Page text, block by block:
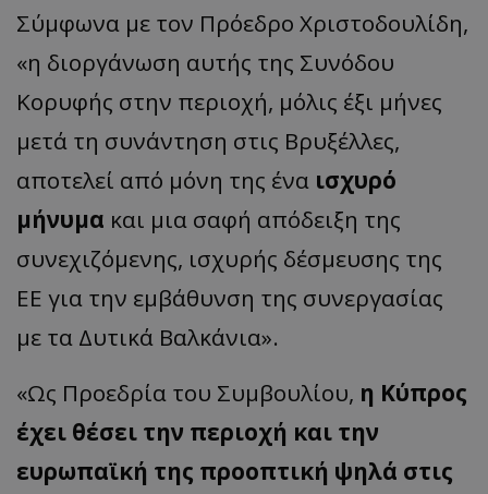
Σύμφωνα με τον Πρόεδρο Χριστοδουλίδη,
«η διοργάνωση αυτής της Συνόδου
Κορυφής στην περιοχή, μόλις έξι μήνες
μετά τη συνάντηση στις Βρυξέλλες,
αποτελεί από μόνη της ένα ισχυρό
μήνυμα και μια σαφή απόδειξη της
συνεχιζόμενης, ισχυρής δέσμευσης της
ΕΕ για την εμβάθυνση της συνεργασίας
με τα Δυτικά Βαλκάνια».
«Ως Προεδρία του Συμβουλίου, η Κύπρος
έχει θέσει την περιοχή και την
ευρωπαϊκή της προοπτική ψηλά στις